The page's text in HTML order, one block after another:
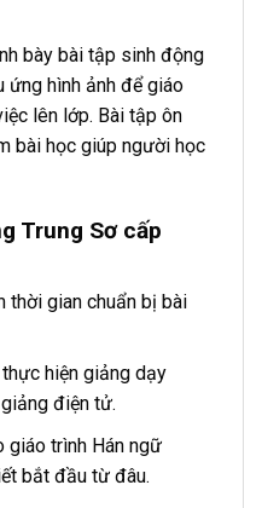
bày bài tập sinh động
ứng hình ảnh để giáo
lên lớp. Bài tập ôn
bài học giúp người học
Trung Sơ cấp
thời gian chuẩn bị bài
hiện giảng dạy
điện tử.
giáo trình Hán ngữ
bắt đầu từ đâu.